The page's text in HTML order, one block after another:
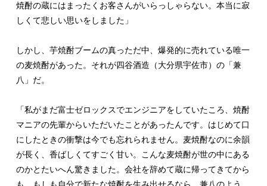
焼酎の蔵にはまったくお客さんがいらっしゃらない。本当に寂
しくて悲しい思いをしました」
しかし、芋焼酎ブームの真っただ中、爆発的に売れている唯一
の麦焼酎があった。それが四谷酒造（大分県宇佐市）の「兼
八」だ。
「私がまだ富士ゼロックスでエンジニアをしていたころ、焼酎
マニアの先輩からいただいたことがあったんです。はじめて口
にしたときの衝撃は今でも忘れられません。麦焼酎なのに余韻
が長く、香ばしくてすごく甘い。こんな麦焼酎が世の中にある
のかとたいへん驚きました。会社を辞めて蔵に帰ってきてから